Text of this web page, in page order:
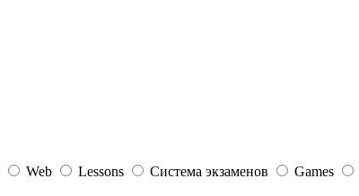
Web Lessons Система экзаменов Games